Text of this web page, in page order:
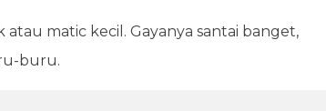
matic kecil. Gayanya santai banget,
buru.